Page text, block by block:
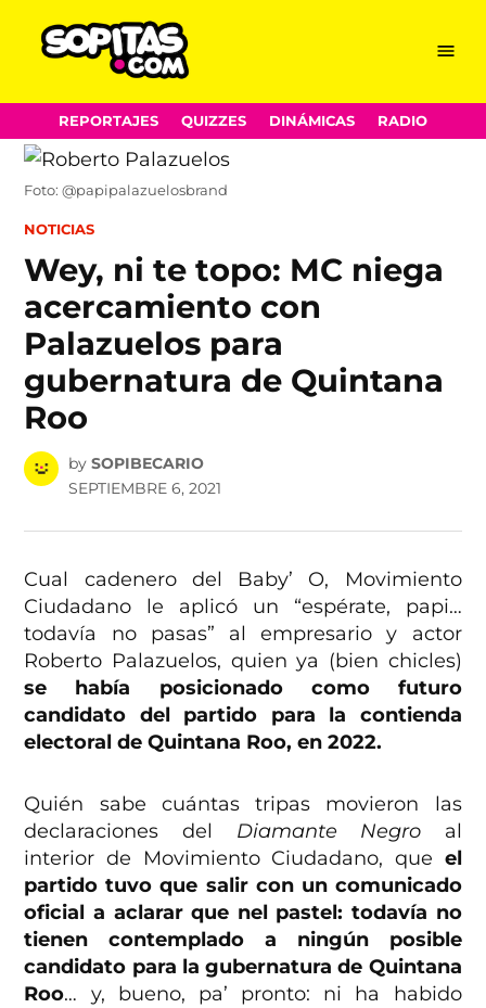
Skip
to
content
Menu
REPORTAJES QUIZZES DINÁMICAS RADIO
Foto: @papipalazuelosbrand
POSTED
NOTICIAS
Wey, ni te topo: MC niega
acercamiento con
Palazuelos para
gubernatura de Quintana
Roo
by SOPIBECARIO
SEPTIEMBRE 6, 2021
Cual cadenero del Baby’ O, Movimiento
Ciudadano le aplicó un “espérate, papi…
todavía no pasas” al empresario y actor
Roberto Palazuelos, quien ya (bien chicles)
se había posicionado como futuro
candidato del partido para la contienda
electoral de Quintana Roo, en 2022.
Quién sabe cuántas tripas movieron las
declaraciones del Diamante Negro al
interior de Movimiento Ciudadano, que el
partido tuvo que salir con un comunicado
oficial a aclarar que nel pastel: todavía no
tienen contemplado a ningún posible
candidato para la gubernatura de Quintana
Roo… y, bueno, pa’ pronto: ni ha habido